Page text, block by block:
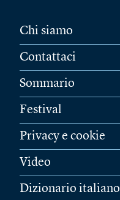
Chi siamo
Contattaci
Sommario
Festival
Privacy e cookie
Video
Dizionario italiano